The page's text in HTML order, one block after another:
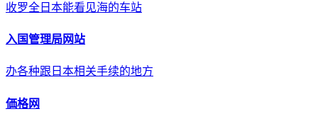
收罗全日本能看见海的车站
入国管理局网站
办各种跟日本相关手续的地方
価格网